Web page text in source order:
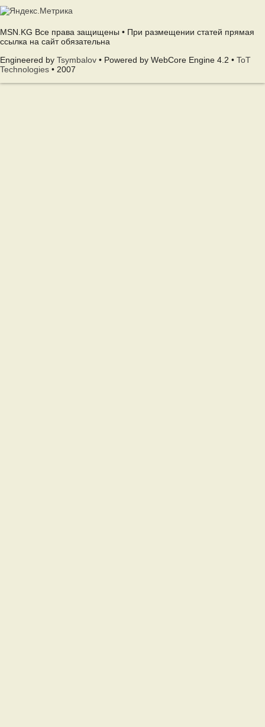
MSN.KG Все права защищены • При размещении статей прямая
ссылка на сайт обязательна
Engineered by Tsymbalov • Powered by WebCore Engine 4.2 • ToT
Technologies • 2007